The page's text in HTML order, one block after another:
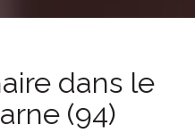
dans le
(94)